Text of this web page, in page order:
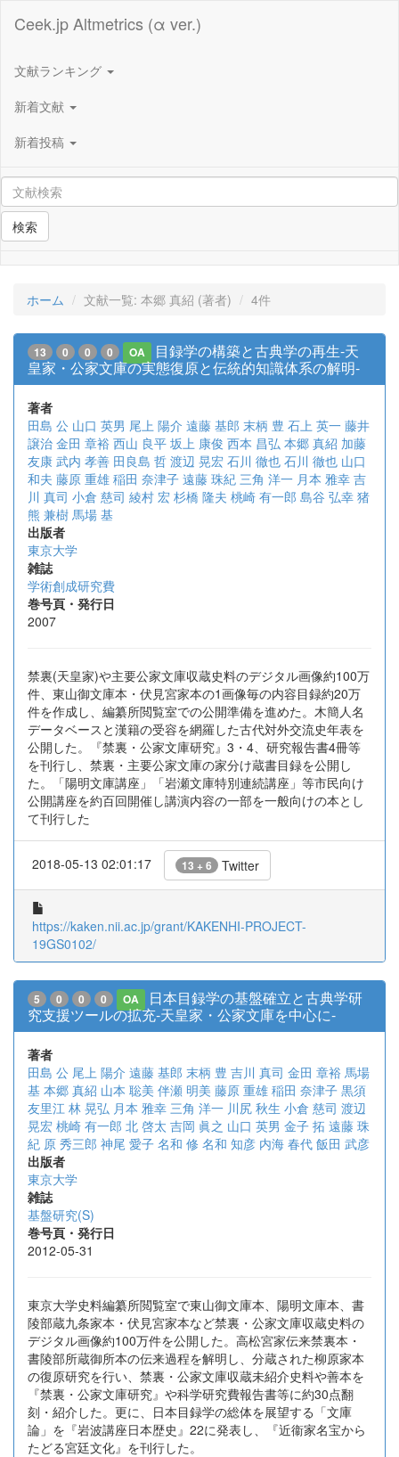
Ceek.jp Altmetrics (α ver.)
文献ランキング
新着文献
新着投稿
検索
ホーム 文献一覧: 本郷 真紹 (著者) 4件
13 0 0 0 OA
目録学の構築と古典学の再生-天
皇家・公家文庫の実態復原と伝統的知識体系の解明-
著者
田島 公 山口 英男 尾上 陽介 遠藤 基郎 末柄 豊 石上 英一 藤井
譲治 金田 章裕 西山 良平 坂上 康俊 西本 昌弘 本郷 真紹 加藤
友康 武内 孝善 田良島 哲 渡辺 晃宏 石川 徹也 石川 徹也 山口
和夫 藤原 重雄 稲田 奈津子 遠藤 珠紀 三角 洋一 月本 雅幸 吉
川 真司 小倉 慈司 綾村 宏 杉橋 隆夫 桃崎 有一郎 島谷 弘幸 猪
熊 兼樹 馬場 基
出版者
東京大学
雑誌
学術創成研究費
巻号頁・発行日
2007
禁裏(天皇家)や主要公家文庫収蔵史料のデジタル画像約100万
件、東山御文庫本・伏見宮家本の1画像毎の内容目録約20万
件を作成し、編纂所閲覧室での公開準備を進めた。木簡人名
データベースと漢籍の受容を網羅した古代対外交流史年表を
公開した。『禁裏・公家文庫研究』3・4、研究報告書4冊等
を刊行し、禁裏・主要公家文庫の家分け蔵書目録を公開し
た。「陽明文庫講座」「岩瀬文庫特別連続講座」等市民向け
公開講座を約百回開催し講演内容の一部を一般向けの本とし
て刊行した
2018-05-13 02:01:17 13 + 6 Twitter
https://kaken.nii.ac.jp/grant/KAKENHI-PROJECT-
19GS0102/
5 0 0 0 OA
日本目録学の基盤確立と古典学研
究支援ツールの拡充-天皇家・公家文庫を中心に-
著者
田島 公 尾上 陽介 遠藤 基郎 末柄 豊 吉川 真司 金田 章裕 馬場
基 本郷 真紹 山本 聡美 伴瀬 明美 藤原 重雄 稲田 奈津子 黒須
友里江 林 晃弘 月本 雅幸 三角 洋一 川尻 秋生 小倉 慈司 渡辺
晃宏 桃崎 有一郎 北 啓太 吉岡 眞之 山口 英男 金子 拓 遠藤 珠
紀 原 秀三郎 神尾 愛子 名和 修 名和 知彦 内海 春代 飯田 武彦
出版者
東京大学
雑誌
基盤研究(S)
巻号頁・発行日
2012-05-31
東京大学史料編纂所閲覧室で東山御文庫本、陽明文庫本、書
陵部蔵九条家本・伏見宮家本など禁裏・公家文庫収蔵史料の
デジタル画像約100万件を公開した。高松宮家伝来禁裏本・
書陵部所蔵御所本の伝来過程を解明し、分蔵された柳原家本
の復原研究を行い、禁裏・公家文庫収蔵未紹介史料や善本を
『禁裏・公家文庫研究』や科学研究費報告書等に約30点翻
刻・紹介した。更に、日本目録学の総体を展望する「文庫
論」を『岩波講座日本歴史』22に発表し、『近衞家名宝から
たどる宮廷文化』を刊行した。